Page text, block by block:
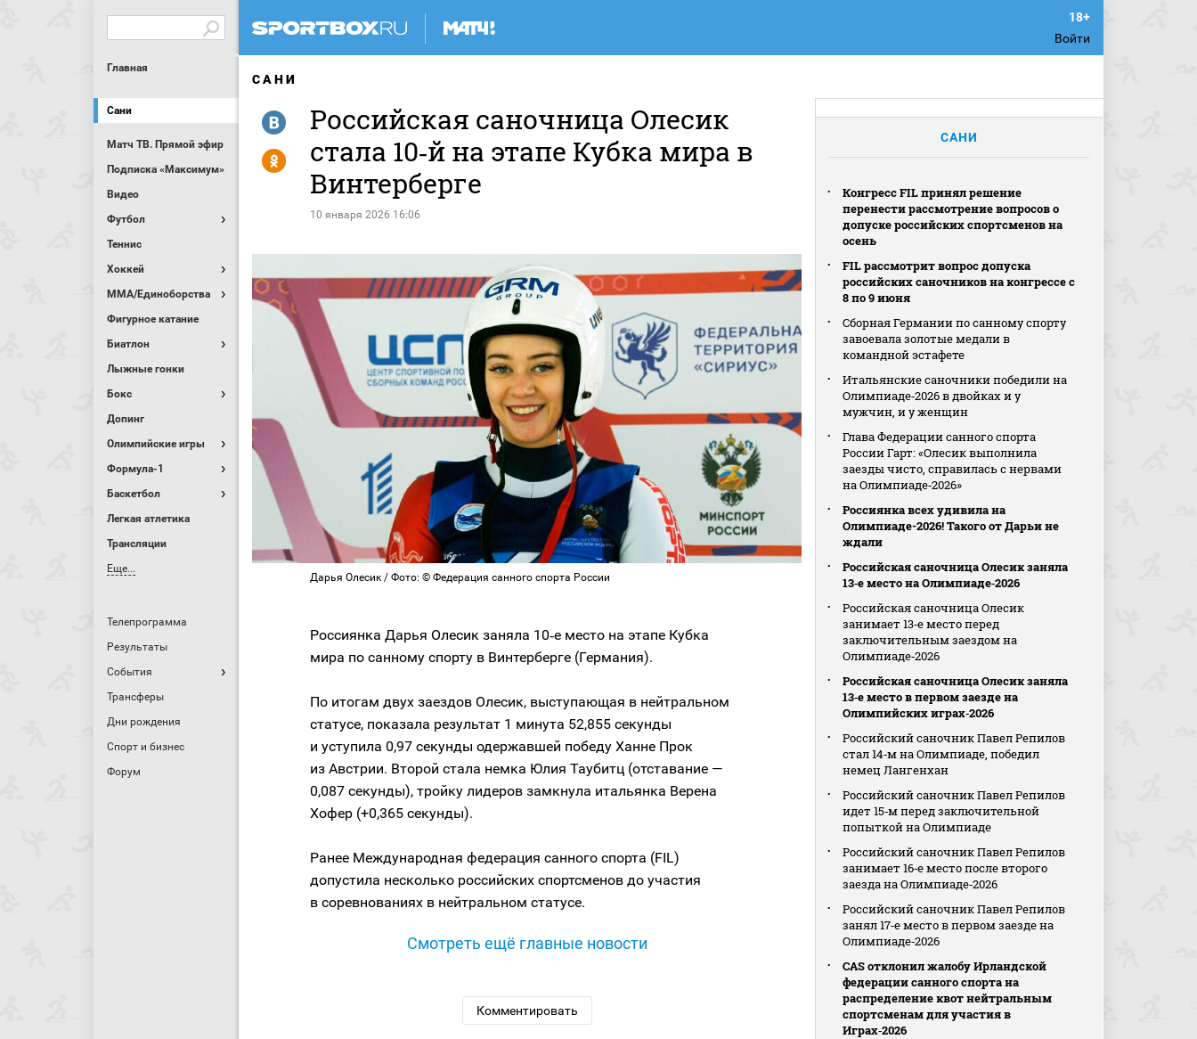
Войти
Главная
Сани
Матч ТВ. Прямой эфир
Подписка «Максимум»
Видео
Футбол
Теннис
Хоккей
MMA/Единоборства
Фигурное катание
Биатлон
Лыжные гонки
Бокс
Допинг
Олимпийские игры
Формула-1
Баскетбол
Легкая атлетика
Трансляции
Еще...
Телепрограмма
Результаты
События
Трансферы
Дни рождения
Спорт и бизнес
Форум
САНИ
Российская саночница Олесик
стала 10‑й на этапе Кубка мира в
Винтерберге
10 января 2026 16:06
R
Y
Дарья Олесик / Фото: © Федерация санного спорта России
Россиянка Дарья Олесик заняла 10‑е место на этапе Кубка
мира по санному спорту в Винтерберге (Германия).
По итогам двух заездов Олесик, выступающая в нейтральном
статусе, показала результат 1 минута 52,855 секунды
и уступила 0,97 секунды одержавшей победу Ханне Прок
из Австрии. Второй стала немка Юлия Таубитц (отставание —
0,087 секунды), тройку лидеров замкнула итальянка Верена
Хофер (+0,365 секунды).
Ранее Международная федерация санного спорта (FIL)
допустила несколько российских спортсменов до участия
в соревнованиях в нейтральном статусе.
Смотреть ещё главные новости
Комментировать
САНИ
Конгресс FIL принял решение
перенести рассмотрение вопросов о
допуске российских спортсменов на
осень
FIL рассмотрит вопрос допуска
российских саночников на конгрессе с
8 по 9 июня
Сборная Германии по санному спорту
завоевала золотые медали в
командной эстафете
Итальянские саночники победили на
Олимпиаде‑2026 в двойках и у
мужчин, и у женщин
Глава Федерации санного спорта
России Гарт: «Олесик выполнила
заезды чисто, справилась с нервами
на Олимпиаде‑2026»
Россиянка всех удивила на
Олимпиаде-2026! Такого от Дарьи не
ждали
Российская саночница Олесик заняла
13‑е место на Олимпиаде‑2026
Российская саночница Олесик
занимает 13‑е место перед
заключительным заездом на
Олимпиаде‑2026
Российская саночница Олесик заняла
13‑е место в первом заезде на
Олимпийских играх‑2026
Российский саночник Павел Репилов
стал 14‑м на Олимпиаде, победил
немец Лангенхан
Российский саночник Павел Репилов
идет 15‑м перед заключительной
попыткой на Олимпиаде
Российский саночник Павел Репилов
занимает 16‑е место после второго
заезда на Олимпиаде‑2026
Российский саночник Павел Репилов
занял 17‑е место в первом заезде на
Олимпиаде‑2026
CAS отклонил жалобу Ирландской
федерации санного спорта на
распределение квот нейтральным
спортсменам для участия в
Играх‑2026